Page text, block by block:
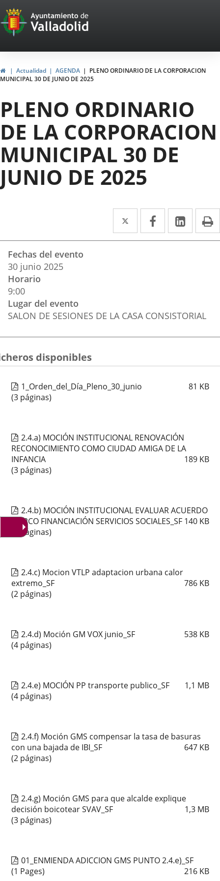
Portal
Web
del
Ayuntamiento
de
Valladolid
InicioActualidad AGENDA
PLENO ORDINARIO DE LA CORPORACION
MUNICIPAL 30 DE JUNIO DE 2025
PLENO ORDINARIO
DE LA CORPORACION
MUNICIPAL 30 DE
JUNIO DE 2025
Twitter
Enlace
a
Facebook
Enlace
a
Enlace
a
del
evento
Fechas del evento
30 junio 2025
Horario
9:00
Lugar del evento
SALON DE SESIONES DE LA CASA CONSISTORIAL
disponibles
1_Orden_del_Día_Pleno_30_junio 81 KB
(3 páginas)
2.4.a) MOCIÓN INSTITUCIONAL RENOVACIÓN
RECONOCIMIENTO COMO CIUDAD AMIGA DE LA
INFANCIA
189 KB
(3 páginas)
2.4.b) MOCIÓN INSTITUCIONAL EVALUAR ACUERDO
MARCO FINANCIACIÓN SERVICIOS SOCIALES_SF 140 KB
(3 páginas)
2.4.c) Mocion VTLP adaptacion urbana calor
extremo_SF
786 KB
(2 páginas)
2.4.d) Moción GM VOX junio_SF 538 KB
(4 páginas)
2.4.e) MOCIÓN PP transporte publico_SF 1,1 MB
(4 páginas)
2.4.f) Moción GMS compensar la tasa de basuras
con una bajada de IBI_SF
647 KB
(2 páginas)
2.4.g) Moción GMS para que alcalde explique
decisión boicotear SVAV_SF
1,3 MB
(3 páginas)
01_ENMIENDA ADICCION GMS PUNTO 2.4.e)_SF
216 KB
(1 Pages)